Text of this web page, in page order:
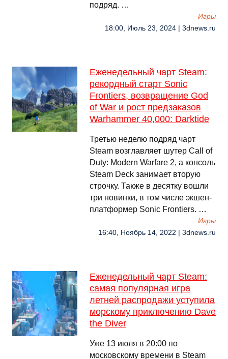
подряд. …
Игры
18:00, Июль 23, 2024 | 3dnews.ru
Еженедельный чарт Steam:
рекордный старт Sonic
Frontiers, возвращение God
of War и рост предзаказов
Warhammer 40,000: Darktide
Третью неделю подряд чарт
Steam возглавляет шутер Call of
Duty: Modern Warfare 2, а консоль
Steam Deck занимает вторую
строчку. Также в десятку вошли
три новинки, в том числе экшен-
платформер Sonic Frontiers. …
Игры
16:40, Ноябрь 14, 2022 | 3dnews.ru
Еженедельный чарт Steam:
самая популярная игра
летней распродажи уступила
морскому приключению Dave
the Diver
Уже 13 июля в 20:00 по
московскому времени в Steam